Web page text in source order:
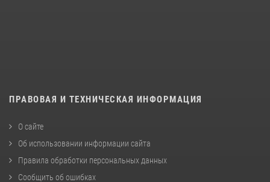
ПРАВОВАЯ И ТЕХНИЧЕСКАЯ ИНФОРМАЦИЯ
О сайте
Об использовании информации сайта
Правила обработки персональных данных
Сообщить об ошибках